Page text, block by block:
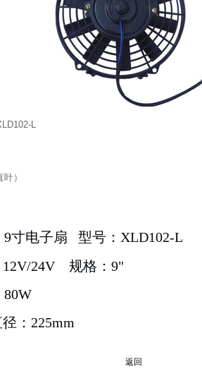
L
）
9寸电子扇 型号：XLD102-L
12V/24V 规格：9"
80W
：225mm
返回